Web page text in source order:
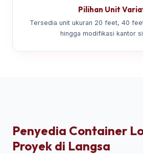
Pilihan Unit
Tersedia unit ukuran 20 feet, 40
hingga modifikasi kantor
Penyedia Container
Proyek di Langsa